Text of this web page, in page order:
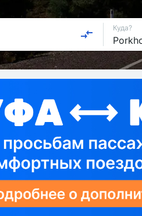
Куда?